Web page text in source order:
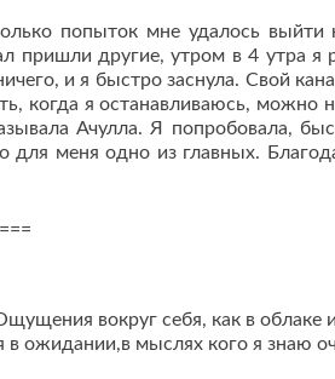
попыток мне удалось выйти
пришли другие, утром в 4 утра я
и я быстро заснула. Свой
когда я останавливаюсь, можно
Ачулла. Я попробовала,
для меня одно из главных.
вокруг себя, как в
в ожидании,в мыслях кого я знаю